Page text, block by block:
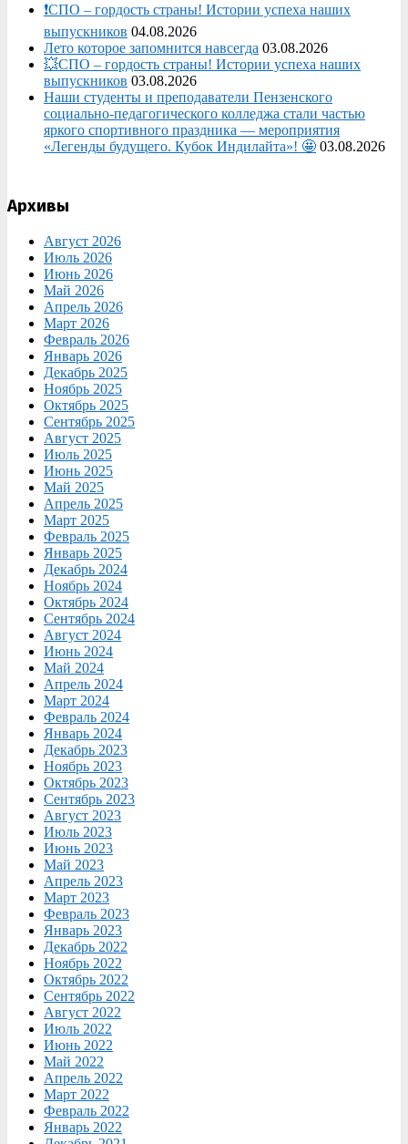
❗СПО – гордость страны! Истории успеха наших
выпускников 04.08.2026
Лето которое запомнится навсегда 03.08.2026
💥СПО – гордость страны! Истории успеха наших
выпускников 03.08.2026
Наши студенты и преподаватели Пензенского
социально‑педагогического колледжа стали частью
яркого спортивного праздника — мероприятия
«Легенды будущего. Кубок Индилайта»! 🤩 03.08.2026
Архивы
Август 2026
Июль 2026
Июнь 2026
Май 2026
Апрель 2026
Март 2026
Февраль 2026
Январь 2026
Декабрь 2025
Ноябрь 2025
Октябрь 2025
Сентябрь 2025
Август 2025
Июль 2025
Июнь 2025
Май 2025
Апрель 2025
Март 2025
Февраль 2025
Январь 2025
Декабрь 2024
Ноябрь 2024
Октябрь 2024
Сентябрь 2024
Август 2024
Июнь 2024
Май 2024
Апрель 2024
Март 2024
Февраль 2024
Январь 2024
Декабрь 2023
Ноябрь 2023
Октябрь 2023
Сентябрь 2023
Август 2023
Июль 2023
Июнь 2023
Май 2023
Апрель 2023
Март 2023
Февраль 2023
Январь 2023
Декабрь 2022
Ноябрь 2022
Октябрь 2022
Сентябрь 2022
Август 2022
Июль 2022
Июнь 2022
Май 2022
Апрель 2022
Март 2022
Февраль 2022
Январь 2022